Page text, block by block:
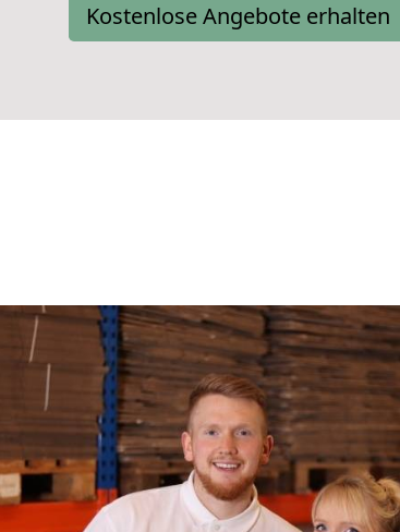
Kostenlose Angebote erhalten